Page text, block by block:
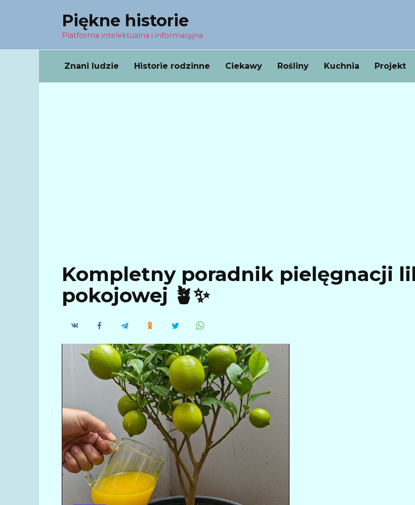
Piękne historie
Platforma intelektualna i informacyjna
Znani ludzie Historie rodzinne Ciekawy Rośliny Kuchnia Projekt
Kompletny poradnik pielęgnacji
pokojowej 🪴✨